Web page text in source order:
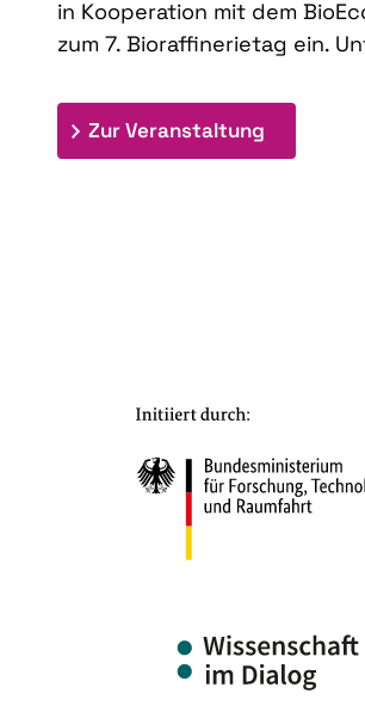
in Kooperation mit dem
zum 7. Bioraffinerietag ein.
Zur Veranstaltung